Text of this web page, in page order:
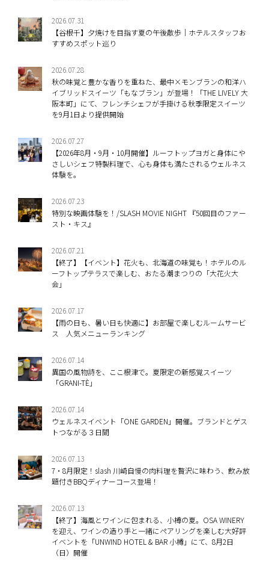
2026.07.31
【谷根千】夕焼けを目指す夏の午後散歩｜ホテルスタッフお
すすめスポット巡り
2026.07.28
秋の味覚と豊かな香りを重ねた、最中×モンブランの和洋ハ
イブリッドスイーツ「もなブラン」が登場！「THE LIVELY 大
阪本町」にて、フレンチシェフが手掛ける秋季限定スイーツ
を9月1日より提供開始
2026.07.27
【2026年8月・9月・10月開催】ルーフトップヨガと身体にや
さしいシェフ特製料理で、心も身体も満たされるウェルネス
体験を。
2026.07.23
特別な映画体験を！/SLASH MOVIE NIGHT 『50回目のファー
スト・キス』
2026.07.21
【終了】【イベント】花火も、北海道の味覚も！ホテルのル
ーフトップテラスで楽しむ、おたる潮まつりの「大花火大
会」
2026.07.17
【雨の日も、暑い日も快適に】お部屋で楽しむルームサービ
ス 人気メニューランキング
2026.07.14
異国の風物詩を、ここ根津で。夏限定の新感覚スイーツ
「GRANI-TÈ」
2026.07.14
ウェルネスイベント「ONE GARDEN」開催。ブランドとゲス
トつながる３日間
2026.07.13
7・8月限定！slash 川崎自慢の肉料理を贅沢に味わう、飲み放
題付きBBQディナーコース登場！
2026.07.13
【終了】海風とワインに包まれる、小樽の夏。OSA WINERY
を迎え、ワインの造り手と一緒にペアリングを楽しむ大好評
イベントを「UNWIND HOTEL & BAR 小樽」にて、8月2日
（日）開催